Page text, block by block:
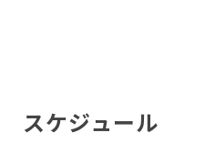
スケジュール